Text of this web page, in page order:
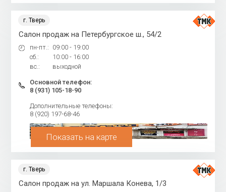
г. Тверь
Салон продаж на Петербургское ш., 54/2
пн-пт.: 09:00 - 19:00
сб.:
10:00 - 16:00
вс.:
выходной
Основной телефон:
8 (931) 105-18-90
Дополнительные телефоны:
8 (920) 197-68-46
Показать на карте
г. Тверь
Салон продаж на ул. Маршала Конева, 1/3